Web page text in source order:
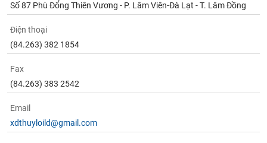
Số 87 Phù Đổng Thiên Vương - P. Lâm Viên-Đà Lạt - T. Lâm Đồng
Điện thoại
(84.263) 382 1854
Fax
(84.263) 383 2542
Email
xdthuyloild@gmail.com